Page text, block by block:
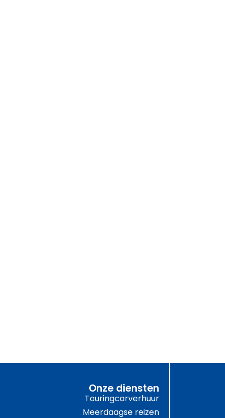
Onze diensten
Touringcarverhuur
Meerdaagse reizen